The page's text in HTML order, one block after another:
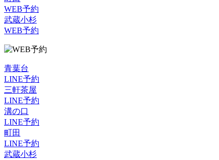
WEB予約
武蔵小杉
WEB予約
青葉台
LINE予約
三軒茶屋
LINE予約
溝の口
LINE予約
町田
LINE予約
武蔵小杉